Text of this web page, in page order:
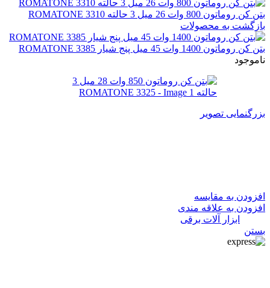
بتن کن روماتون 800 وات 26 میل 3 حالته 3310 ROMATONE
بازگشت به محصولات
بتن کن روماتون 1400 وات 45 میل پنج شیار 3385 ROMATONE
ناموجود
بزرگنمایی تصویر
افزودن به مقایسه
افزودن به علاقه مندی
ابزار آلات برقی
بستن